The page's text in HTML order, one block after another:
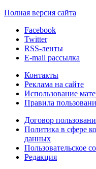
Полная версия сайта
Facebook
Twitter
RSS-ленты
E-mail рассылка
Контакты
Реклама на сайте
Использование
Правила
Договор
Политика в сфере
данных
Пользовательское
Редакция